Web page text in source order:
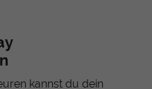
kannst du dein